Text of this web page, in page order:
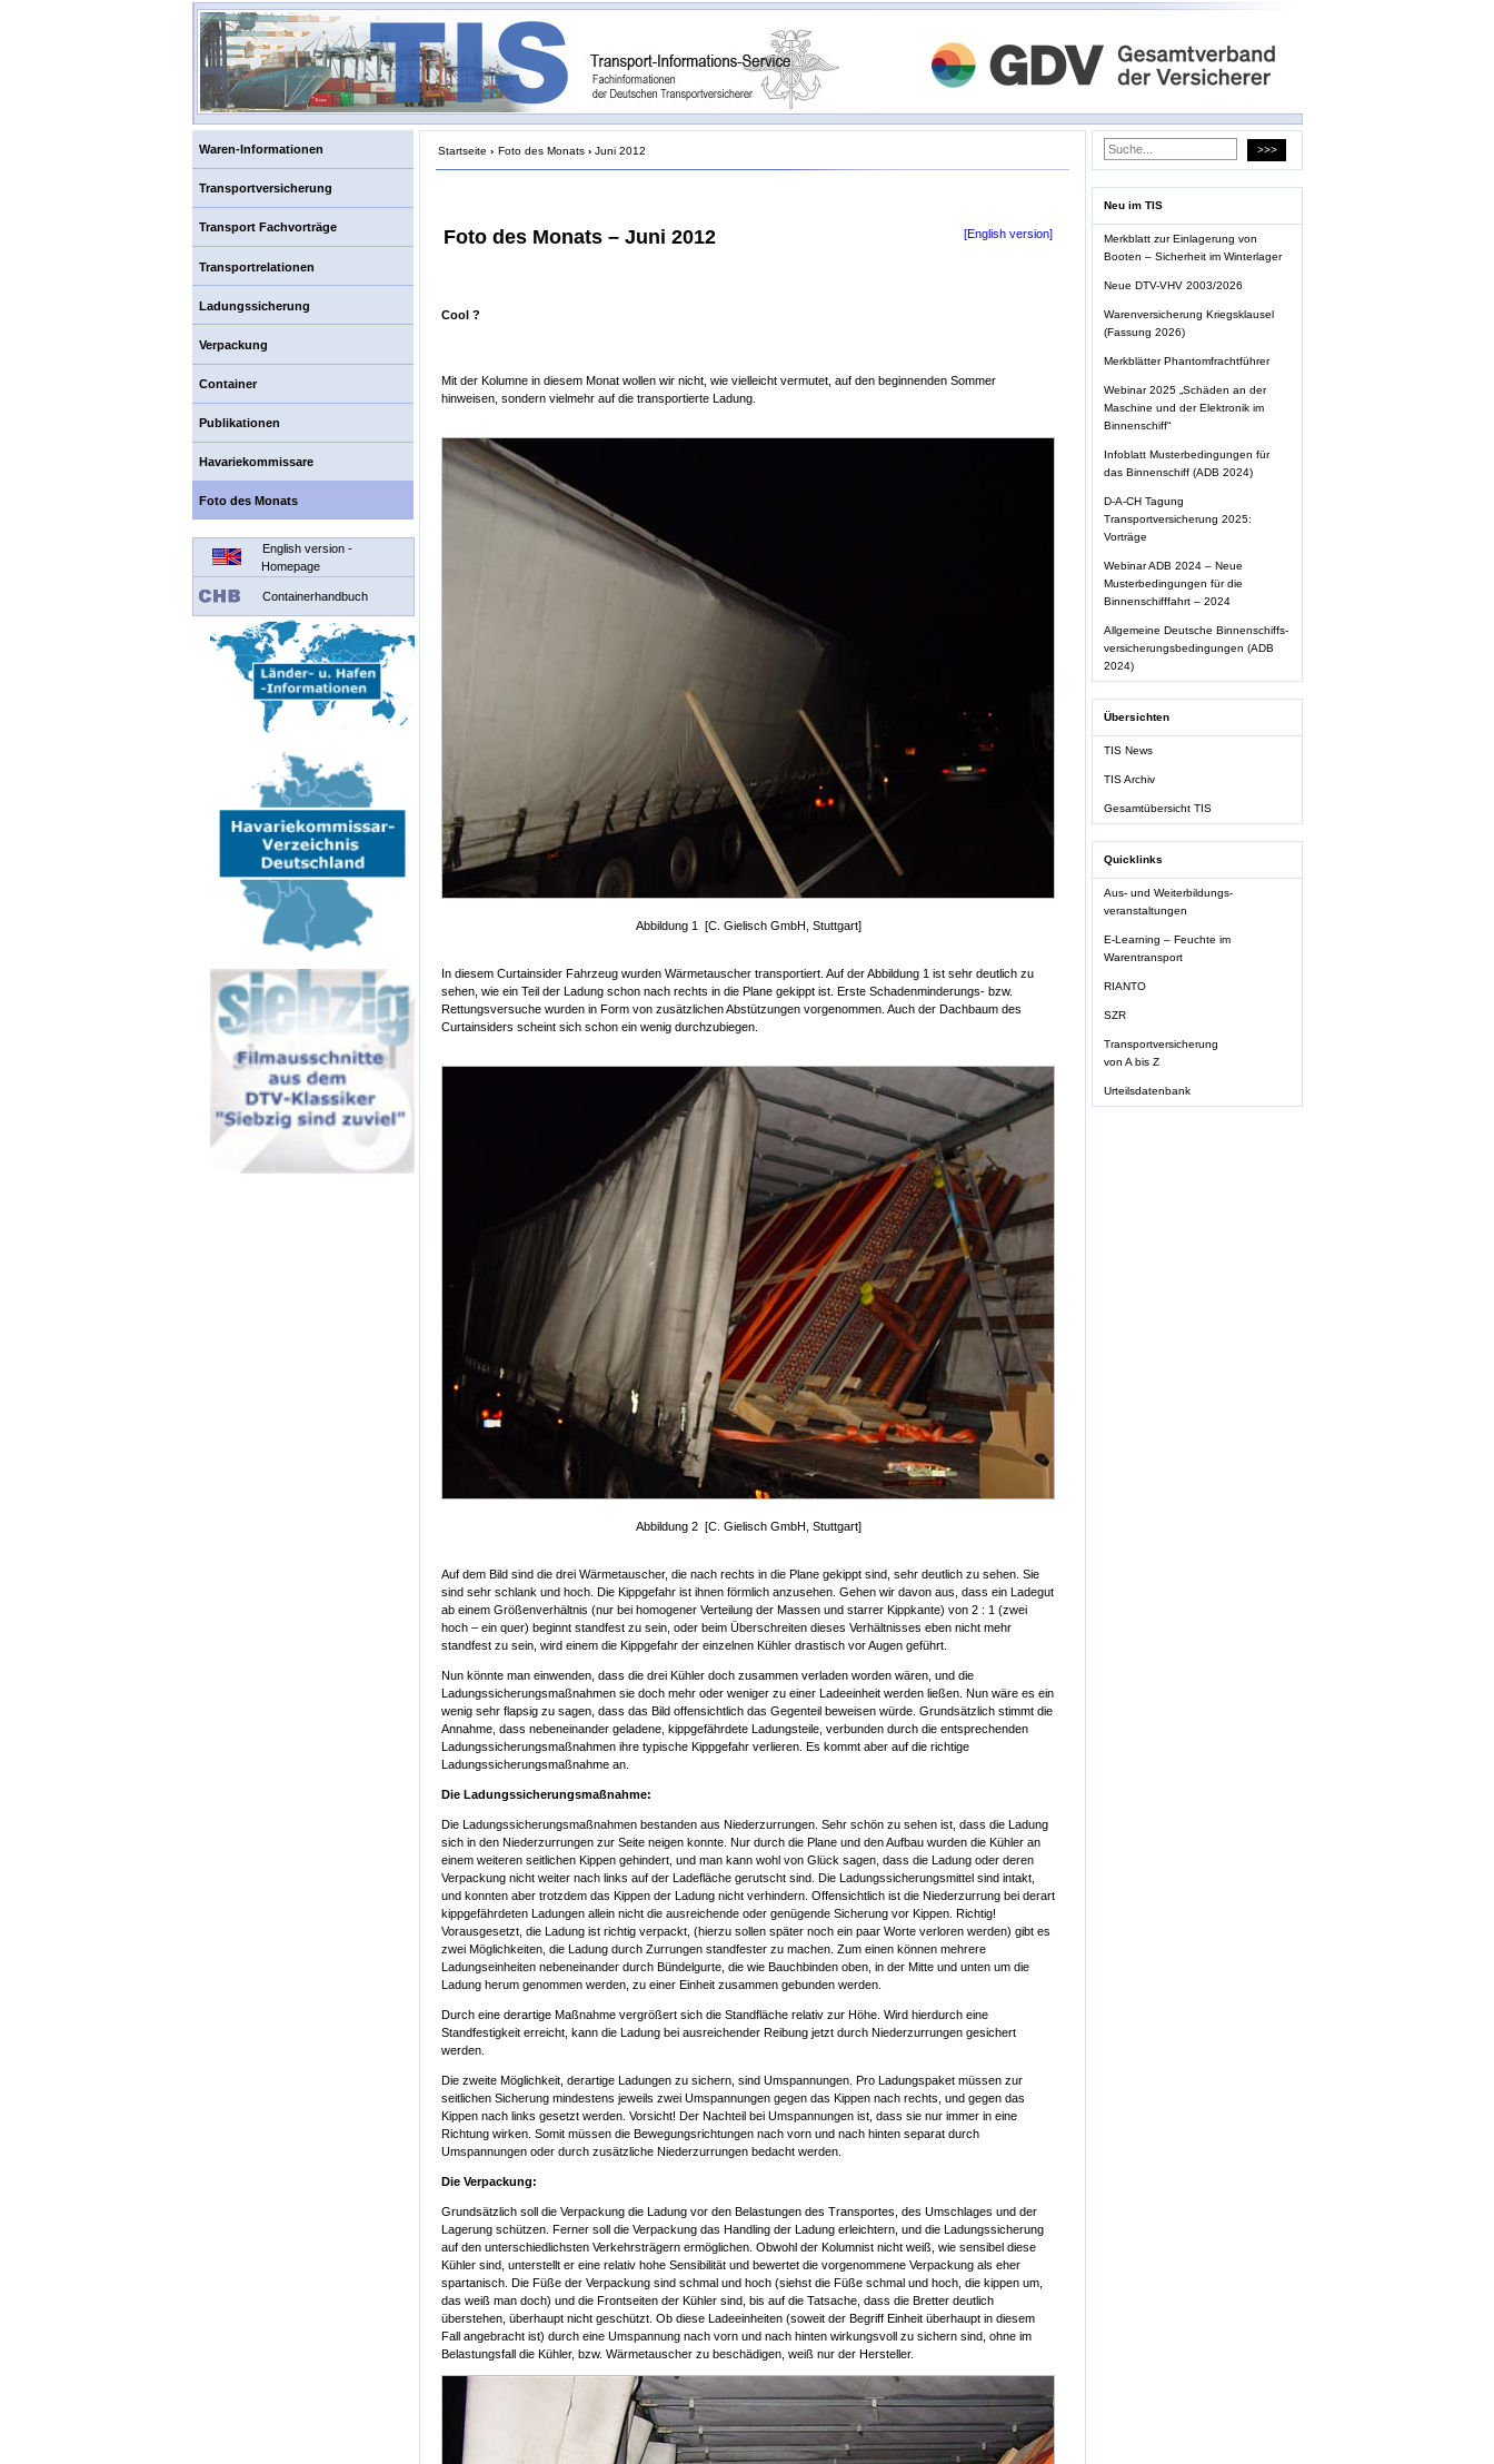
Waren-Informationen
Transportversicherung
Transport Fachvorträge
Transportrelationen
Ladungssicherung
Verpackung
Container
Publikationen
Havariekommissare
Foto des Monats
English version -
Homepage
Containerhandbuch
Startseite › Foto des Monats › Juni 2012
Foto des Monats – Juni 2012 [English version]
Cool ?
Mit der Kolumne in diesem Monat wollen wir nicht, wie vielleicht vermutet, auf den beginnenden Sommer
hinweisen, sondern vielmehr auf die transportierte Ladung.
Abbildung 1 [C. Gielisch GmbH, Stuttgart]
In diesem Curtainsider Fahrzeug wurden Wärmetauscher transportiert. Auf der Abbildung 1 ist sehr deutlich zu
sehen, wie ein Teil der Ladung schon nach rechts in die Plane gekippt ist. Erste Schadenminderungs- bzw.
Rettungsversuche wurden in Form von zusätzlichen Abstützungen vorgenommen. Auch der Dachbaum des
Curtainsiders scheint sich schon ein wenig durchzubiegen.
Abbildung 2 [C. Gielisch GmbH, Stuttgart]
Auf dem Bild sind die drei Wärmetauscher, die nach rechts in die Plane gekippt sind, sehr deutlich zu sehen. Sie
sind sehr schlank und hoch. Die Kippgefahr ist ihnen förmlich anzusehen. Gehen wir davon aus, dass ein Ladegut
ab einem Größenverhältnis (nur bei homogener Verteilung der Massen und starrer Kippkante) von 2 : 1 (zwei
hoch – ein quer) beginnt standfest zu sein, oder beim Überschreiten dieses Verhältnisses eben nicht mehr
standfest zu sein, wird einem die Kippgefahr der einzelnen Kühler drastisch vor Augen geführt.
Nun könnte man einwenden, dass die drei Kühler doch zusammen verladen worden wären, und die
Ladungssicherungsmaßnahmen sie doch mehr oder weniger zu einer Ladeeinheit werden ließen. Nun wäre es ein
wenig sehr flapsig zu sagen, dass das Bild offensichtlich das Gegenteil beweisen würde. Grundsätzlich stimmt die
Annahme, dass nebeneinander geladene, kippgefährdete Ladungsteile, verbunden durch die entsprechenden
Ladungssicherungsmaßnahmen ihre typische Kippgefahr verlieren. Es kommt aber auf die richtige
Ladungssicherungsmaßnahme an.
Die Ladungssicherungsmaßnahme:
Die Ladungssicherungsmaßnahmen bestanden aus Niederzurrungen. Sehr schön zu sehen ist, dass die Ladung
sich in den Niederzurrungen zur Seite neigen konnte. Nur durch die Plane und den Aufbau wurden die Kühler an
einem weiteren seitlichen Kippen gehindert, und man kann wohl von Glück sagen, dass die Ladung oder deren
Verpackung nicht weiter nach links auf der Ladefläche gerutscht sind. Die Ladungssicherungsmittel sind intakt,
und konnten aber trotzdem das Kippen der Ladung nicht verhindern. Offensichtlich ist die Niederzurrung bei derart
kippgefährdeten Ladungen allein nicht die ausreichende oder genügende Sicherung vor Kippen. Richtig!
Vorausgesetzt, die Ladung ist richtig verpackt, (hierzu sollen später noch ein paar Worte verloren werden) gibt es
zwei Möglichkeiten, die Ladung durch Zurrungen standfester zu machen. Zum einen können mehrere
Ladungseinheiten nebeneinander durch Bündelgurte, die wie Bauchbinden oben, in der Mitte und unten um die
Ladung herum genommen werden, zu einer Einheit zusammen gebunden werden.
Durch eine derartige Maßnahme vergrößert sich die Standfläche relativ zur Höhe. Wird hierdurch eine
Standfestigkeit erreicht, kann die Ladung bei ausreichender Reibung jetzt durch Niederzurrungen gesichert
werden.
Die zweite Möglichkeit, derartige Ladungen zu sichern, sind Umspannungen. Pro Ladungspaket müssen zur
seitlichen Sicherung mindestens jeweils zwei Umspannungen gegen das Kippen nach rechts, und gegen das
Kippen nach links gesetzt werden. Vorsicht! Der Nachteil bei Umspannungen ist, dass sie nur immer in eine
Richtung wirken. Somit müssen die Bewegungsrichtungen nach vorn und nach hinten separat durch
Umspannungen oder durch zusätzliche Niederzurrungen bedacht werden.
Die Verpackung:
Grundsätzlich soll die Verpackung die Ladung vor den Belastungen des Transportes, des Umschlages und der
Lagerung schützen. Ferner soll die Verpackung das Handling der Ladung erleichtern, und die Ladungssicherung
auf den unterschiedlichsten Verkehrsträgern ermöglichen. Obwohl der Kolumnist nicht weiß, wie sensibel diese
Kühler sind, unterstellt er eine relativ hohe Sensibilität und bewertet die vorgenommene Verpackung als eher
spartanisch. Die Füße der Verpackung sind schmal und hoch (siehst die Füße schmal und hoch, die kippen um,
das weiß man doch) und die Frontseiten der Kühler sind, bis auf die Tatsache, dass die Bretter deutlich
überstehen, überhaupt nicht geschützt. Ob diese Ladeeinheiten (soweit der Begriff Einheit überhaupt in diesem
Fall angebracht ist) durch eine Umspannung nach vorn und nach hinten wirkungsvoll zu sichern sind, ohne im
Belastungsfall die Kühler, bzw. Wärmetauscher zu beschädigen, weiß nur der Hersteller.
Neu im TIS
Merkblatt zur Einlagerung von
Booten – Sicherheit im Winterlager
Neue DTV-VHV 2003/2026
Warenversicherung Kriegsklausel
(Fassung 2026)
Merkblätter Phantomfrachtführer
Webinar 2025 „Schäden an der
Maschine und der Elektronik im
Binnenschiff“
Infoblatt Musterbedingungen für
das Binnenschiff (ADB 2024)
D-A-CH Tagung
Transportversicherung 2025:
Vorträge
Webinar ADB 2024 – Neue
Musterbedingungen für die
Binnenschifffahrt – 2024
Allgemeine Deutsche Binnenschiffs-
versicherungsbedingungen (ADB
2024)
Übersichten
TIS News
TIS Archiv
Gesamtübersicht TIS
Quicklinks
Aus- und Weiterbildungs-
veranstaltungen
E-Learning – Feuchte im
Warentransport
RIANTO
SZR
Transportversicherung
von A bis Z
Urteilsdatenbank